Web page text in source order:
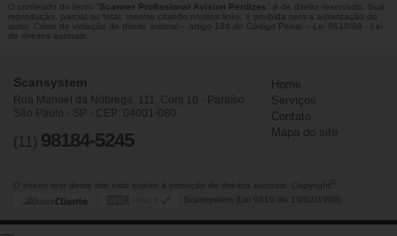
O conteúdo do texto " Scanner Profissional Avision Perdizes " é de direito reservado. Sua
reprodução, parcial ou total, mesmo citando nossos links, é proibida sem a autorização do
autor. Crime de violação de direito autoral – artigo 184 do Código Penal –
Lei 9610/98 - Lei
de direitos autorais
Scansystem
Rua Manoel da Nóbrega, 111, Conj 10 - Paraíso
São Paulo - SP - CEP: 04001-080
(11) 98184-5245
Home
Serviços
Contato
Mapa do site
O inteiro teor deste site está sujeito à proteção de direitos autorais. Copyright
Scansystem (Lei 9610 de 19/02/1998)